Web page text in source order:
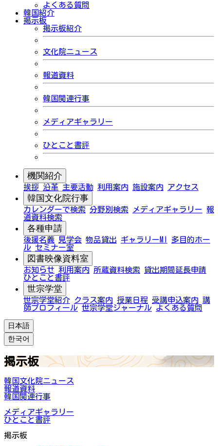
よくある質問
韓国紹介
掲示板
掲示板紹介
文化院ニュース
報道資料
韓国関連行事
メディアギャラリー
ひとこと書評
機関紹介
挨拶 沿革 主要活動 利用案内 施設案内 アクセス
韓国文化院行事
カレンダーで検索 分野別検索 メディアギャラリー 報
道資料検索
各種申請
後援名義 見学会 物品貸出 ギャラリーMI
多目的ホー
ル セミナー室
図書映像資料室
お知らせ 利用案内 所蔵資料検索
貸出期間延長申請
ひとこと書評
世宗学堂
世宗学堂紹介 クラス案内 授業日程 受講申込案内 講
師プロフィール 世宗学堂ジャーナル よくある質問
日本語
한국어
掲示板
韓国文化院ニュース
報道資料
韓国関連行事
メディアギャラリー
ひとこと書評
掲示板